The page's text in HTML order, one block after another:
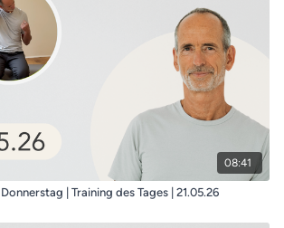
08:41
| Training des Tages | 21.05.26